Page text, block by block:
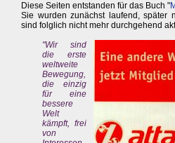
Diese Seiten entstanden für das Buch "
Sie wurden zunächst laufend, später
sind folglich nicht mehr durchgehend
"Wir sind
die erste
weltweite
Bewegung,
die einzig
für eine
bessere
Welt
kämpft, frei
von